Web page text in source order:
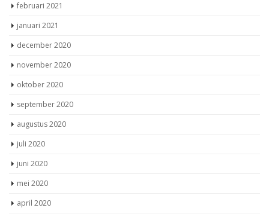
februari 2021
januari 2021
december 2020
november 2020
oktober 2020
september 2020
augustus 2020
juli 2020
juni 2020
mei 2020
april 2020